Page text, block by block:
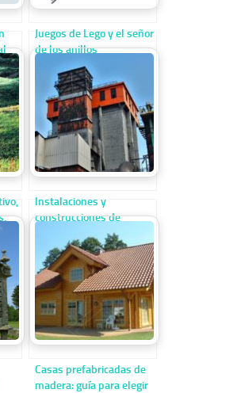
Juegos de Lego y el señor
de los anillos
Instalaciones y
construcciones de
grandes hornos
siderúrgicos
Casas prefabricadas de
madera: guía para elegir